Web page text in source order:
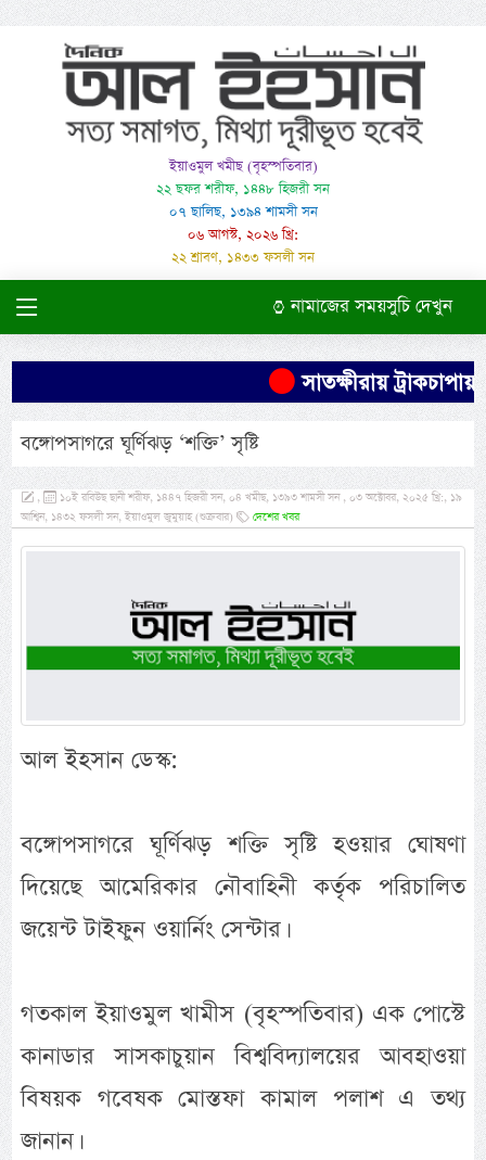
ইয়াওমুল খমীছ (বৃহস্পতিবার)
২২ ছফর শরীফ, ১৪৪৮ হিজরী সন
০৭ ছালিছ, ১৩৯৪ শামসী সন
০৬ আগস্ট, ২০২৬ খ্রি:
২২ শ্রাবণ, ১৪৩৩ ফসলী সন
নামাজের সময়সুচি দেখুন
সাতক্ষীরায় ট্রাকচাপায়
বঙ্গোপসাগরে ঘূর্ণিঝড় ‘শক্তি’ সৃষ্টি
,
১০ই রবিউছ ছানী শরীফ, ১৪৪৭ হিজরী সন, ০৪ খমীছ, ১৩৯৩ শামসী সন , ০৩ অক্টোবর, ২০২৫ খ্রি:, ১৯
আশ্বিন, ১৪৩২ ফসলী সন, ইয়াওমুল জুমুয়াহ (শুক্রবার)
দেশের খবর
আল ইহসান ডেস্ক:
বঙ্গোপসাগরে ঘূর্ণিঝড় শক্তি সৃষ্টি হওয়ার ঘোষণা
দিয়েছে আমেরিকার নৌবাহিনী কর্তৃক পরিচালিত
জয়েন্ট টাইফুন ওয়ার্নিং সেন্টার।
গতকাল ইয়াওমুল খামীস (বৃহস্পতিবার) এক পোস্টে
কানাডার সাসকাচুয়ান বিশ্ববিদ্যালয়ের আবহাওয়া
বিষয়ক গবেষক মোস্তফা কামাল পলাশ এ তথ্য
জানান।